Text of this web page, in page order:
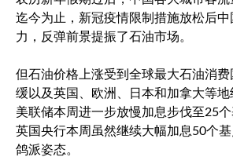
迄今为止，新冠疫情限制措施放松后
力，反弹前景提振了石油市场。
但石油价格上涨受到全球最大石油消
缓以及英国、欧洲、日本和加拿大等地
美联储本周进一步放慢加息步伐至25
英国央行本周虽然继续大幅加息50个
鸽派姿态。